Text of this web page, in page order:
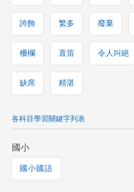
誇飾 繁多 廢棄
柵欄 直笛 令人叫絕
缺席 精湛
各科目學習關鍵字列表
國小
國小國語